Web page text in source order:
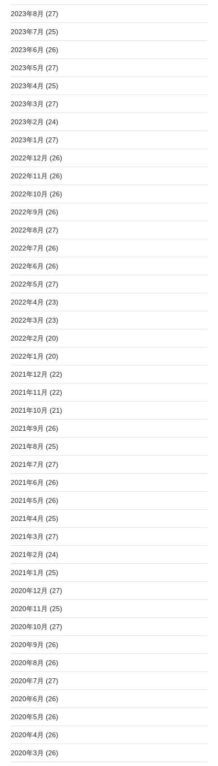
2023年8月 (27)
2023年7月 (25)
2023年6月 (26)
2023年5月 (27)
2023年4月 (25)
2023年3月 (27)
2023年2月 (24)
2023年1月 (27)
2022年12月 (26)
2022年11月 (26)
2022年10月 (26)
2022年9月 (26)
2022年8月 (27)
2022年7月 (26)
2022年6月 (26)
2022年5月 (27)
2022年4月 (23)
2022年3月 (23)
2022年2月 (20)
2022年1月 (20)
2021年12月 (22)
2021年11月 (22)
2021年10月 (21)
2021年9月 (26)
2021年8月 (25)
2021年7月 (27)
2021年6月 (26)
2021年5月 (26)
2021年4月 (25)
2021年3月 (27)
2021年2月 (24)
2021年1月 (25)
2020年12月 (27)
2020年11月 (25)
2020年10月 (27)
2020年9月 (26)
2020年8月 (26)
2020年7月 (27)
2020年6月 (26)
2020年5月 (26)
2020年4月 (26)
2020年3月 (26)